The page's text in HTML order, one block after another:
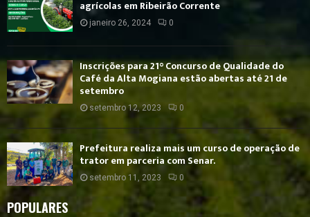
agrícolas em Ribeirão Corrente
janeiro 26, 2024 0
Inscrições para 21° Concurso de Qualidade do
Café da Alta Mogiana estão abertas até 21 de
setembro
setembro 12, 2023 0
Prefeitura realiza mais um curso de operação de
trator em parceria com Senar.
setembro 11, 2023 0
POPULARES